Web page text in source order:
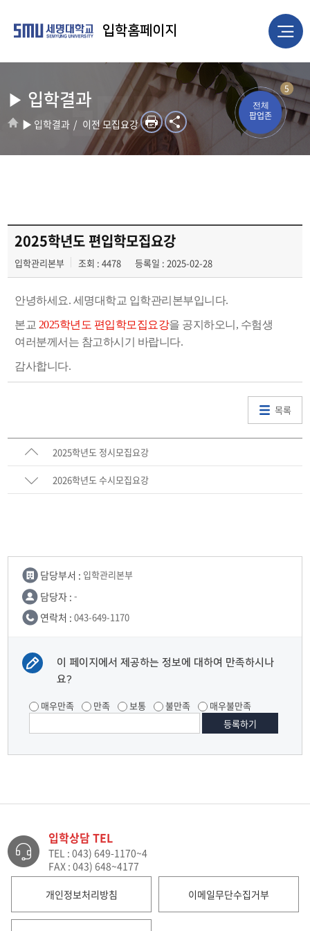
5
전체
팝업존
입학홈페이지
▶ 입학결과
▶ 입학결과 이전 모집요강
2025학년도 편입학모집요강
입학관리본부 조회 : 4478 등록일 : 2025-02-28
안녕하세요. 세명대학교 입학관리본부입니다.
본교 2025학년도 편입학모집요강을 공지하오니, 수험생
여 러분께서는 참고하시기 바랍니다.
감사합니다.
목록
2025학년도 정시모집요강
2026학년도 수시모집요강
담당부서 : 입학관리본부
담당자 : -
연락처 : 043-649-1170
이 페이지에서 제공하는 정보에 대하여 만족하시나
요?
매우만족 만족 보통 불만족 매우불만족
입학상담 TEL
TEL : 043) 649-1170~4
FAX : 043) 648~4177
개인정보처리방침 이메일무단수집거부